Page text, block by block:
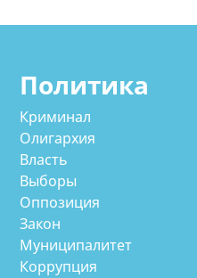
Политика
Криминал
Олигархия
Власть
Выборы
Оппозиция
Закон
Муниципалитет
Коррупция